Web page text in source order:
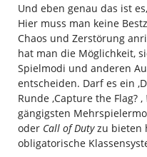
Und eben genau das ist
Hier muss man keine
Chaos und Zerstörung
hat man die Möglichkeit,
Spielmodi und anderen
entscheiden. Darf es ein
Runde ‚Capture the Flag? ‚
gängigsten
oder Call of Dutyzu bieten
obligatorische